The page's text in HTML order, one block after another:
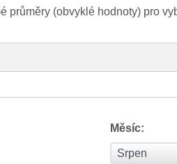
průměry (obvyklé hodnoty) pro
Měsíc: